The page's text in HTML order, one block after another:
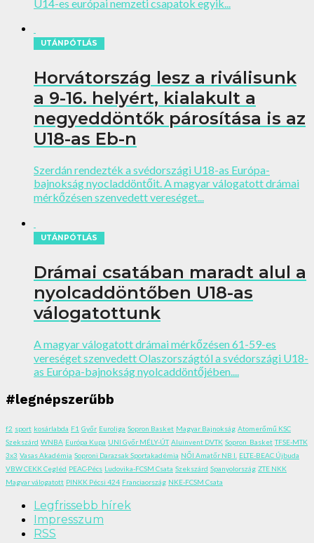
U14-es európai nemzeti csapatok egyik...
UTÁNPÓTLÁS
Horvátország lesz a riválisunk
a 9-16. helyért, kialakult a
negyeddöntők párosítása is az
U18-as Eb-n
Szerdán rendezték a svédországi U18-as Európa-
bajnokság nyocladdöntőit. A magyar válogatott drámai
mérkőzésen szenvedett vereséget...
UTÁNPÓTLÁS
Drámai csatában maradt alul a
nyolcaddöntőben U18-as
válogatottunk
A magyar válogatott drámai mérkőzésen 61-59-es
vereséget szenvedett Olaszországtól a svédországi U18-
as Európa-bajnokság nyolcaddöntőjében....
#legnépszerűbb
f2 sport kosárlabda F1 Győr Euroliga Sopron Basket Magyar Bajnokság Atomerőmű KSC
Szekszárd WNBA Európa Kupa UNI Győr MÉLY-ÚT Aluinvent DVTK Sopron_Basket TFSE-MTK
3x3 Vasas Akadémia Soproni Darazsak Sportakadémia NŐI Amatőr NB I. ELTE-BEAC Újbuda
VBW CEKK Cegléd PEAC-Pécs Ludovika-FCSM Csata Szekszárd Spanyolország ZTE NKK
Magyar válogatott PINKK Pécsi 424 Franciaország NKE-FCSM Csata
Legfrissebb hírek
Impresszum
RSS